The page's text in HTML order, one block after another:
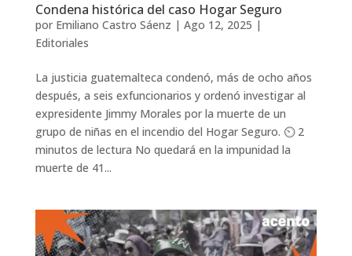
Condena histórica del caso Hogar Seguro
por Emiliano Castro Sáenz | Ago 12, 2025 |
Editoriales
La justicia guatemalteca condenó, más de ocho años
después, a seis exfuncionarios y ordenó investigar al
expresidente Jimmy Morales por la muerte de un
grupo de niñas en el incendio del Hogar Seguro. ⏲️ 2
minutos de lectura No quedará en la impunidad la
muerte de 41...